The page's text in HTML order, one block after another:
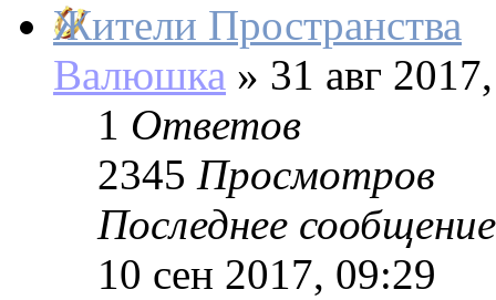
Жители Пространства
Валюшка » 31 авг
1 Ответов
2345 Просмотров
Последнее сообщение
10 сен 2017, 09:29